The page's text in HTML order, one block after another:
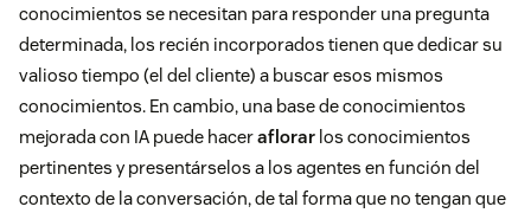
conocimientos se necesitan para responder una pregunta
determinada, los recién incorporados tienen que dedicar su
valioso tiempo (el del cliente) a buscar esos mismos
conocimientos. En cambio, una base de conocimientos
mejorada con IA puede haceraflorar los conocimientos
pertinentes y presentárselos a los agentes en función del
contexto de la conversación, de tal forma que no tengan que